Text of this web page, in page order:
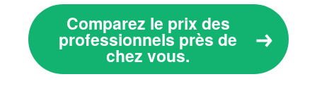
Comparez le prix des
professionnels près de
chez vous.